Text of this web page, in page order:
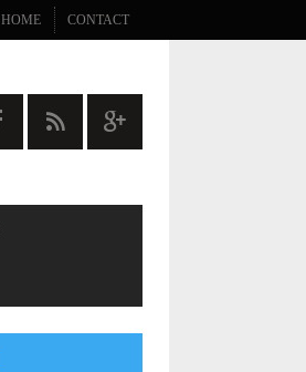
HOME CONTACT